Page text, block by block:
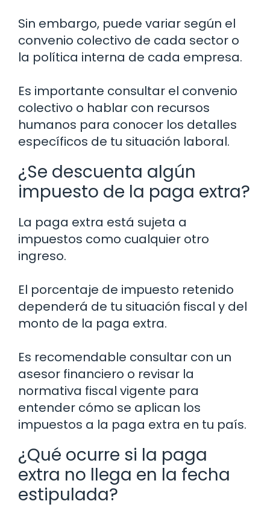
Sin embargo, puede variar según el
convenio colectivo de cada sector o
la política interna de cada empresa.
Es importante consultar el convenio
colectivo o hablar con recursos
humanos para conocer los detalles
específicos de tu situación laboral.
¿Se descuenta algún
impuesto de la paga extra?
La paga extra está sujeta a
impuestos como cualquier otro
ingreso.
El porcentaje de impuesto retenido
dependerá de tu situación fiscal y del
monto de la paga extra.
Es recomendable consultar con un
asesor financiero o revisar la
normativa fiscal vigente para
entender cómo se aplican los
impuestos a la paga extra en tu país.
¿Qué ocurre si la paga
extra no llega en la fecha
estipulada?